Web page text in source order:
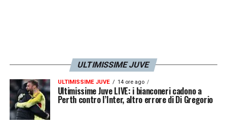
«Penso che l’obiettivo principale in questa
stagione dovrebbe essere l’Europa League.
Vincerla significherebbe Champions League
diretta per la squadra di Allegri. È un
ULTIMISSIME JUVE
ULTIMISSIME JUVE 14 ore ago
Ultimissime Juve LIVE: i bianconeri cadono a
Perth contro l’Inter, altro errore di Di Gregorio